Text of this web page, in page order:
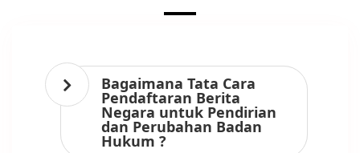
Bagaimana Tata Cara
Pendaftaran Berita
Negara untuk Pendirian
dan Perubahan Badan
Hukum ?